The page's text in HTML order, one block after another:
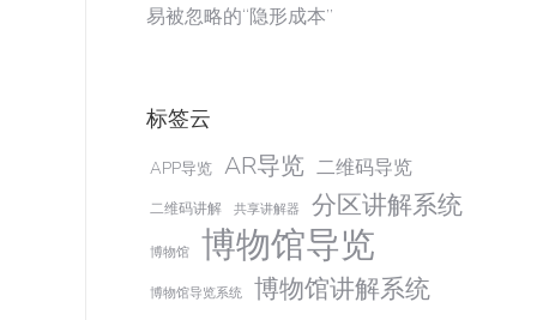
易被忽略的“隐形成本”
标签云
APP导览 AR导览 二维码导览
二维码讲解 共享讲解器 分区讲解系统
博物馆 博物馆导览
博物馆导览系统 博物馆讲解系统